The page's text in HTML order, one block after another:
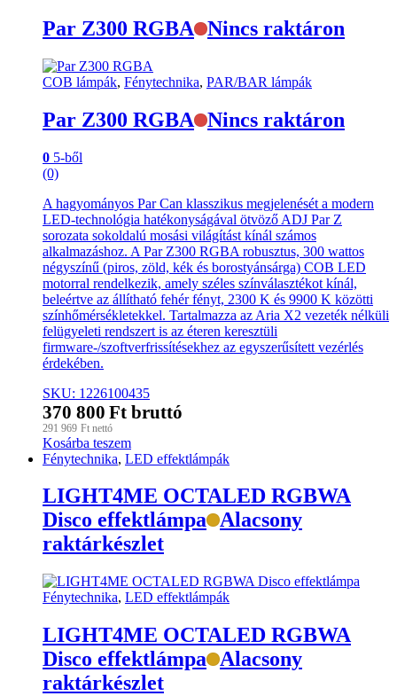
Par Z300 RGBA Nincs raktáron
COB lámpák, Fénytechnika, PAR/BAR lámpák
Par Z300 RGBA Nincs raktáron
0 5-ből
(0)
A hagyományos Par Can klasszikus megjelenését a modern
LED-technológia hatékonyságával ötvöző ADJ Par Z
sorozata sokoldalú mosási világítást kínál számos
alkalmazáshoz. A Par Z300 RGBA robusztus, 300 wattos
négyszínű (piros, zöld, kék és borostyánsárga) COB LED
motorral rendelkezik, amely széles színválasztékot kínál,
beleértve az állítható fehér fényt, 2300 K és 9900 K közötti
színhőmérsékletekkel. Tartalmazza az Aria X2 vezeték nélküli
felügyeleti rendszert is az éteren keresztüli
firmware-/szoftverfrissítésekhez az egyszerűsített vezérlés
érdekében.
SKU: 1226100435
370 800 Ft bruttó
291 969 Ft nettó
Kosárba teszem
Fénytechnika, LED effektlámpák
LIGHT4ME OCTALED RGBWA
Disco effektlámpa Alacsony
raktárkészlet
Fénytechnika, LED effektlámpák
LIGHT4ME OCTALED RGBWA
Disco effektlámpa Alacsony
raktárkészlet